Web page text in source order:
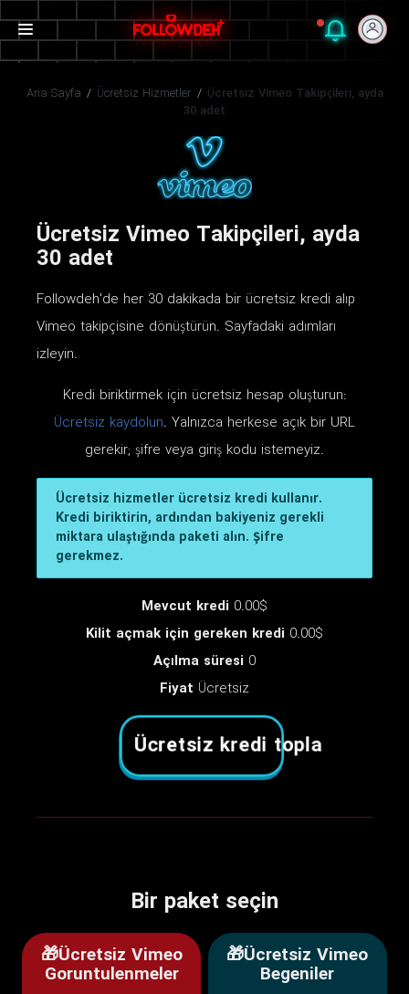
Ana Sayfa / Ücretsiz Hizmetler / Ücretsiz Vimeo Takipçileri, ayda
30 adet
Ücretsiz Vimeo Takipçileri, ayda
30 adet
Followdeh'de her 30 dakikada bir ücretsiz kredi alıp
Vimeo takipçisine dönüştürün. Sayfadaki adımları
izleyin.
Kredi biriktirmek için ücretsiz hesap oluşturun:
Ücretsiz kaydolun. Yalnızca herkese açık bir URL
gerekir; şifre veya giriş kodu istemeyiz.
Ücretsiz hizmetler ücretsiz kredi kullanır.
Kredi biriktirin, ardından bakiyeniz gerekli
miktara ulaştığında paketi alın. Şifre
gerekmez.
Mevcut kredi 0.00$
Kilit açmak için gereken kredi 0.00$
Açılma süresi 0
Fiyat Ücretsiz
Ücretsiz kredi topla
Bir paket seçin
🎁Ücretsiz Vimeo
Goruntulenmeler
🎁Ücretsiz Vimeo
Begeniler